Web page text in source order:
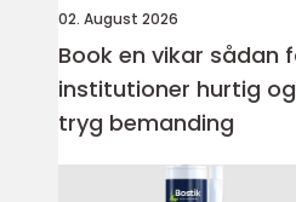
02. August 2026
Book en vikar sådan får
institutioner hurtig og
tryg bemanding